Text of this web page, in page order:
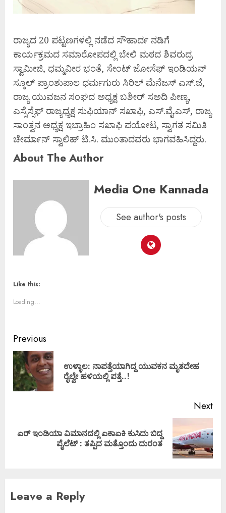
ರಾಜ್ಯದ 20 ಪಟ್ಟಣಗಳಲ್ಲಿ ನಡೆದ ಸೌಹಾರ್ದ ನಡಿಗೆ
ಕಾರ್ಯಕ್ರಮದ ಸಮಾರೋಪದಲ್ಲಿ ಬೇಲಿ ಮಠದ ಶಿವರುದ್ರ
ಸ್ವಾಮೀಜಿ, ಧಮ್ಮವೀರ ಭಂತೆ, ಸೇಂಟ್ ಜೋಸೆಫ್ ಇಂಡಿಯನ್
ಸ್ಕೂಲ್ ಪ್ರಾಂಶುಪಾಲ ಧರ್ಮಗುರು ಸಿರಿಲ್ ಮೆನೆಜಸ್ ಎಸ್.ಜೆ,
ರಾಜ್ಯ ಯುವಜನ ಸಂಘದ ಅಧ್ಯಕ್ಷ ಬಶೀರ್ ಸ‌ಅ‌ದಿ ಪೀಣ್ಯ,
ಎಸ್ಸೆಸ್ಸೆಫ್ ರಾಜ್ಯಧ್ಯಕ್ಷ ಸುಫಿಯಾನ್ ಸಖಾಫಿ, ಎಸ್.ವೈ.ಎಸ್, ರಾಜ್ಯ
ಸಾಂತ್ವನ ಅಧ್ಯಕ್ಷ ಇಬ್ರಾಹಿಂ ಸಖಾಫಿ ಪಯೋಟ, ಸ್ವಾಗತ ಸಮಿತಿ
ಚೇರ್ಮಾನ್ ಸ್ವಾಲಿಹ್ ಟಿ.ಸಿ. ಮುಂತಾದವರು ಭಾಗವಹಿಸಿದ್ದರು.
About The Author
Media One Kannada
See author's posts
Like this:
Loading...
Previous
ಉಳ್ಳಾಲ: ನಾಪತ್ತೆಯಾಗಿದ್ದ ಯುವಕನ ಮೃತದೇಹ
ರೈಲ್ವೇ ಹಳಿಯಲ್ಲಿ ಪತ್ತೆ..!
Next
ಏರ್ ಇಂಡಿಯಾ ವಿಮಾನದಲ್ಲಿ ಏಕಾಏಕಿ ಕುಸಿದು ಬಿದ್ದ
ಪೈಲೆಟ್ : ತಪ್ಪಿದ ಮತ್ತೊಂದು ದುರಂತ
Leave a Reply